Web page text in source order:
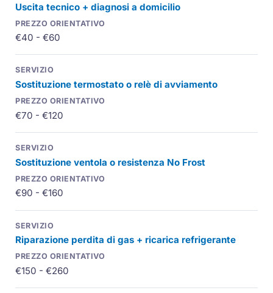
Uscita tecnico + diagnosi a domicilio
€40 - €60
Sostituzione termostato o relè di avviamento
€70 - €120
Sostituzione ventola o resistenza No Frost
€90 - €160
Riparazione perdita di gas + ricarica refrigerante
€150 - €260